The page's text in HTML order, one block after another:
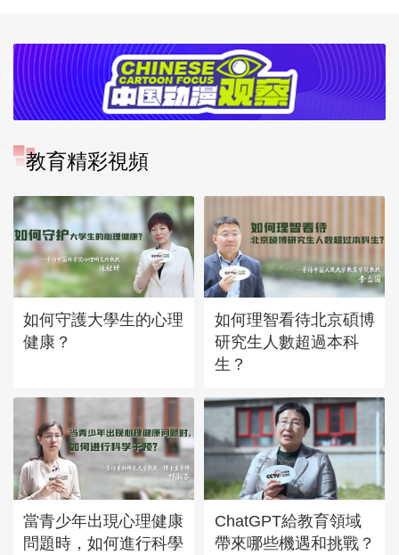
教育精彩視頻
如何守護大學生的心理
健康？
如何理智看待北京碩博
研究生人數超過本科
生？
當青少年出現心理健康
問題時，如何進行科學
ChatGPT給教育領域
帶來哪些機遇和挑戰？